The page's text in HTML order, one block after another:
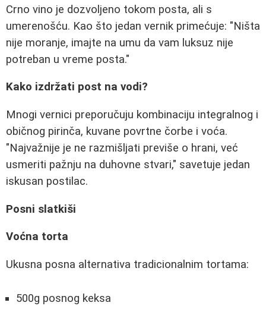
Crno vino je dozvoljeno tokom posta, ali s
umerenošću. Kao što jedan vernik primećuje: "Ništa
nije moranje, imajte na umu da vam luksuz nije
potreban u vreme posta."
Kako izdržati post na vodi?
Mnogi vernici preporučuju kombinaciju integralnog i
običnog pirinča, kuvane povrtne čorbe i voća.
"Najvažnije je ne razmišljati previše o hrani, već
usmeriti pažnju na duhovne stvari," savetuje jedan
iskusan postilac.
Posni slatkiši
Voćna torta
Ukusna posna alternativa tradicionalnim tortama:
500g posnog keksa